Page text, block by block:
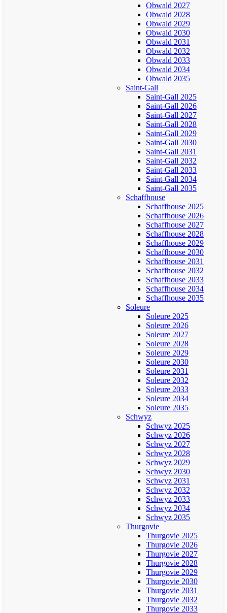
Obwald 2027
Obwald 2028
Obwald 2029
Obwald 2030
Obwald 2031
Obwald 2032
Obwald 2033
Obwald 2034
Obwald 2035
Saint-Gall
Saint-Gall 2025
Saint-Gall 2026
Saint-Gall 2027
Saint-Gall 2028
Saint-Gall 2029
Saint-Gall 2030
Saint-Gall 2031
Saint-Gall 2032
Saint-Gall 2033
Saint-Gall 2034
Saint-Gall 2035
Schaffhouse
Schaffhouse 2025
Schaffhouse 2026
Schaffhouse 2027
Schaffhouse 2028
Schaffhouse 2029
Schaffhouse 2030
Schaffhouse 2031
Schaffhouse 2032
Schaffhouse 2033
Schaffhouse 2034
Schaffhouse 2035
Soleure
Soleure 2025
Soleure 2026
Soleure 2027
Soleure 2028
Soleure 2029
Soleure 2030
Soleure 2031
Soleure 2032
Soleure 2033
Soleure 2034
Soleure 2035
Schwyz
Schwyz 2025
Schwyz 2026
Schwyz 2027
Schwyz 2028
Schwyz 2029
Schwyz 2030
Schwyz 2031
Schwyz 2032
Schwyz 2033
Schwyz 2034
Schwyz 2035
Thurgovie
Thurgovie 2025
Thurgovie 2026
Thurgovie 2027
Thurgovie 2028
Thurgovie 2029
Thurgovie 2030
Thurgovie 2031
Thurgovie 2032
Thurgovie 2033